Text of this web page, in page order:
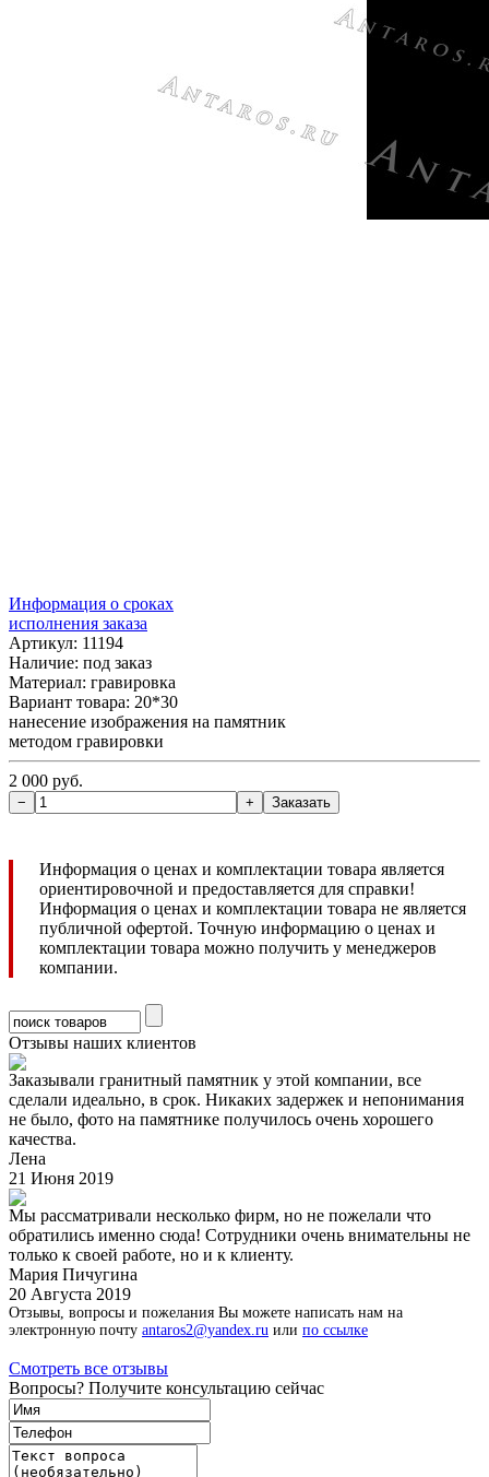
Информация о сроках
исполнения заказа
Артикул: 11194
Наличие: под заказ
Материал: гравировка
Вариант товара: 20*30
нанесение изображения на памятник
методом гравировки
2 000 руб.
Информация о ценах и комплектации товара является
ориентировочной и предоставляется для справки!
Информация о ценах и комплектации товара не является
публичной офертой. Точную информацию о ценах и
комплектации товара можно получить у менеджеров
компании.
Отзывы наших клиентов
Заказывали гранитный памятник у этой компании, все
сделали идеально, в срок. Никаких задержек и непонимания
не было, фото на памятнике получилось очень хорошего
качества.
Лена
21 Июня 2019
Мы рассматривали несколько фирм, но не пожелали что
обратились именно сюда! Сотрудники очень внимательны не
только к своей работе, но и к клиенту.
Мария Пичугина
20 Августа 2019
Отзывы, вопросы и пожелания Вы можете написать нам на
электронную почту antaros2@yandex.ru или по ссылке
Смотреть все отзывы
Вопросы? Получите консультацию сейчас